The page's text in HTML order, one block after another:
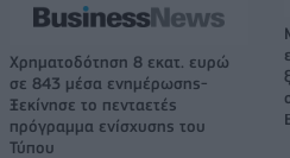
Χρηματοδότηση 8 εκατ. ευρώ
σε 843 μέσα ενημέρωσης-
Ξεκίνησε το πενταετές
πρόγραμμα ενίσχυσης του
Τύπου